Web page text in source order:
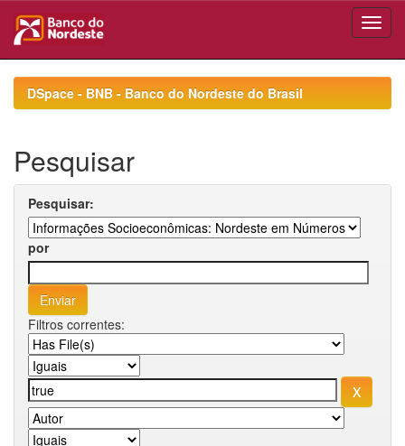
navigationDSpace - BNB - Banco do Nordeste do Brasil
Pesquisar
Pesquisar:
por
Filtros correntes: